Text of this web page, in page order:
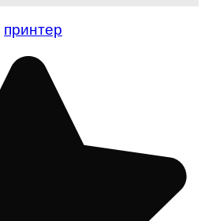
принтер